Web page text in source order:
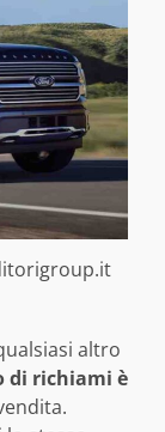
altro
di richiami è